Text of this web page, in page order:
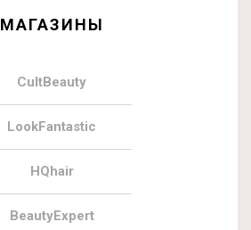
МАГАЗИНЫ
CultBeauty
LookFantastic
HQhair
BeautyExpert